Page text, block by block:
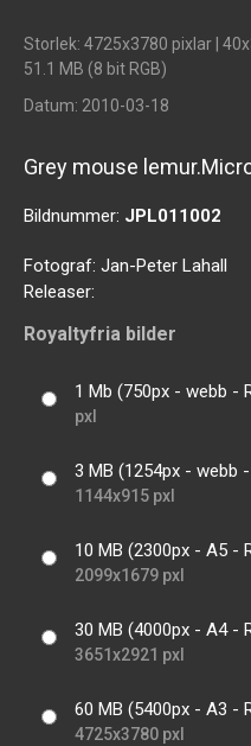
Storlek: 4725x3780 pixlar |
51.1 MB (8 bit RGB)
Datum: 2010-03-18
Grey mouse
Bildnummer: JPL011002
Fotograf: Jan-Peter Lahall
Releaser:
Royaltyfria bilder
1 Mb (750px - webb -
pxl
3 MB (1254px - webb -
1144x915 pxl
10 MB (2300px - A5 -
2099x1679 pxl
30 MB (4000px - A4 -
3651x2921 pxl
60 MB (5400px - A3 -
4725x3780 pxl